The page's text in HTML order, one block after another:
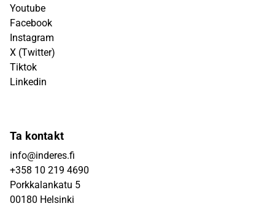
Youtube
Facebook
Instagram
X (Twitter)
Tiktok
Linkedin
Ta kontakt
info@inderes.fi
+358 10 219 4690
Porkkalankatu 5
00180 Helsinki